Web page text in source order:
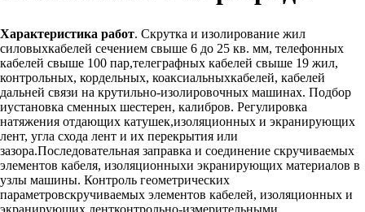
Характеристика работ. Скрутка и изолирование жил
силовыхкабелей сечением свыше 6 до 25 кв. мм, телефонных
кабелей свыше 100 пар,телеграфных кабелей свыше 19 жил,
контрольных, кордельных, коаксиальныхкабелей, кабелей
дальней связи на крутильно-изолировочных машинах. Подбор
иустановка сменных шестерен, калибров. Регулировка
натяжения отдающих катушек,изоляционных и экранирующих
лент, угла схода лент и их перекрытия или
зазора.Последовательная заправка и соединение скручиваемых
элементов кабеля, изоляционныхи экранирующих материалов в
узлы машины. Контроль геометрических
параметровскручиваемых элементов кабелей, изоляционных и